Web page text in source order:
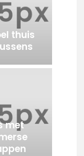
thuis
met